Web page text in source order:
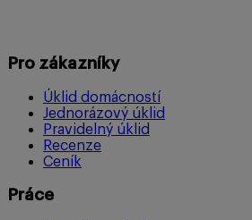
Pro zákazníky
Úklid domácností
Jednorázový úklid
Pravidelný úklid
Recenze
Ceník
Práce